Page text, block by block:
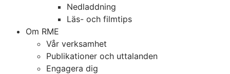
Nedladdning
Läs- och filmtips
Om RME
Vår verksamhet
Publikationer och uttalanden
Engagera dig